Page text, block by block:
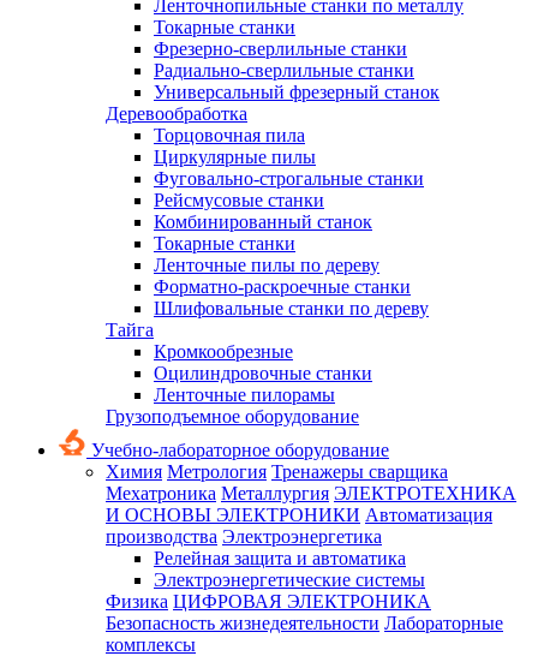
Ленточнопильные станки по металлу
Токарные станки
Фрезерно-сверлильные станки
Радиально-сверлильные станки
Универсальный фрезерный станок
Деревообработка
Торцовочная пила
Циркулярные пилы
Фуговально-строгальные станки
Рейсмусовые станки
Комбинированный станок
Токарные станки
Ленточные пилы по дереву
Форматно-раскроечные станки
Шлифовальные станки по дереву
Тайга
Кромкообрезные
Оцилиндровочные станки
Ленточные пилорамы
Грузоподъемное оборудование
Учебно-лабораторное оборудование
Химия Метрология Тренажеры сварщика
Мехатроника Металлургия ЭЛЕКТРОТЕХНИКА
И ОСНОВЫ ЭЛЕКТРОНИКИ Автоматизация
производства Электроэнергетика
Релейная защита и автоматика
Электроэнергетические системы
Физика ЦИФРОВАЯ ЭЛЕКТРОНИКА
Безопасность жизнедеятельности Лабораторные
комплексы